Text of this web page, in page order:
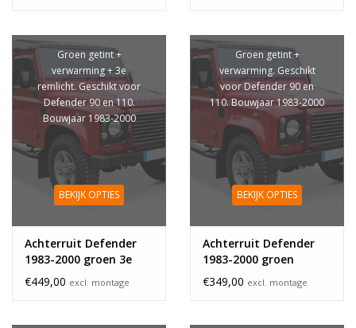
Groen getint +
verwarming + 3e
remlicht. Geschikt voor
Defender 90 en 110.
Bouwjaar 1983-2000
BEKIJK OPTIES
Achterruit Defender
1983-2000 groen 3e
remlicht
€449,00 excl. montage
Groen getint +
verwarming. Geschikt
voor Defender 90 en
110. Bouwjaar 1983-2000
BEKIJK OPTIES
Achterruit Defender
1983-2000 groen
€349,00 excl. montage